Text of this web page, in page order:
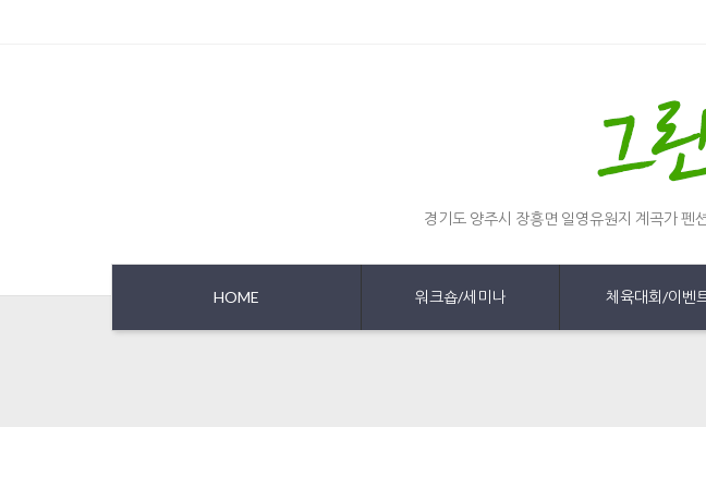
경기도 양주시 장흥면 일영유원지 계곡가 펜
HOME 워크숍/세미나 체육대회/이벤